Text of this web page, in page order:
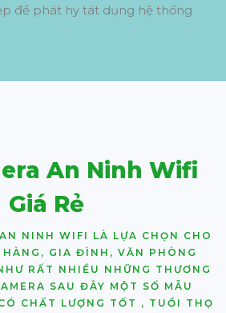
để phát hy tát dụng hệ thống
An Ninh Wifi
Giá Rẻ
NINH WIFI LÀ LỰA CHỌN CHO
HÀNG, GIA ĐÌNH, VĂN PHÒNG
RẤT NHIỀU NHỮNG THƯƠNG
SAU ĐÂY MỘT SỐ MẪU
CHẤT LƯỢNG TỐT , TUỔI THỌ